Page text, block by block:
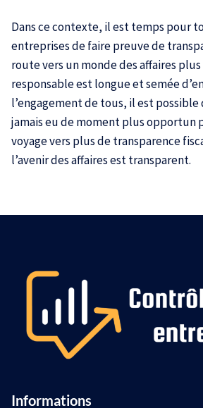
Dans ce contexte, il est temps pour
entreprises de faire preuve de
route vers un monde des affaires
responsable est longue et semée
l’engagement de tous, il est possible
jamais eu de moment plus opportun
voyage vers plus de transparence
l’avenir des affaires est transparent.
Informations